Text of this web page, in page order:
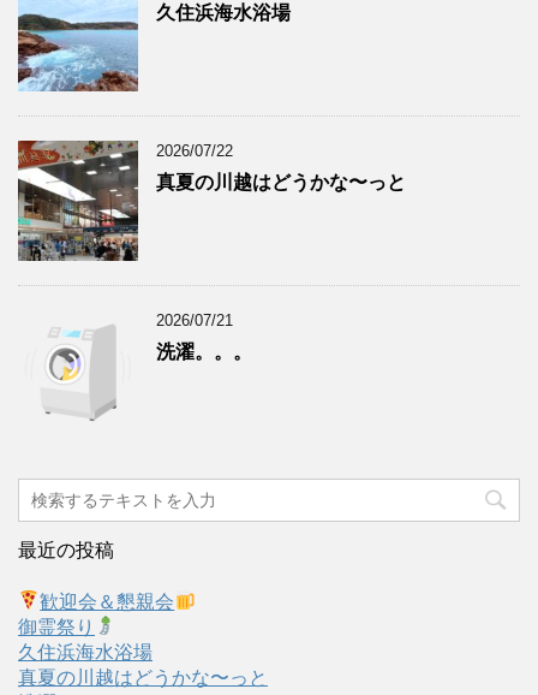
久住浜海水浴場
2026/07/22
真夏の川越はどうかな〜っと
2026/07/21
洗濯。。。
最近の投稿
歓迎会＆懇親会
御霊祭り
久住浜海水浴場
真夏の川越はどうかな〜っと